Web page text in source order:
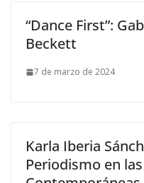
“Dance First”:
Beckett
7 de marzo de 2024
Karla Iberia
Periodismo en